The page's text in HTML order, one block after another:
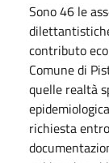
Sono 46 le
contributo
Comune di
quelle realtà
richiesta